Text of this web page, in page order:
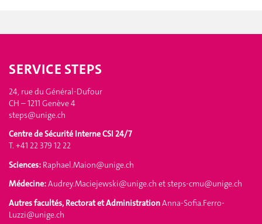
SERVICE STEPS
24, rue du Général-Dufour
CH – 1211 Genève 4
steps@unige.ch
Centre de Sécurité Interne CSI 24/7
T. +41 22 379 12 22
Sciences: Raphael.Maion@unige.ch
Médecine:Audrey.Maciejewski@unige.ch etsteps-cmu@unige.ch
Autres facultés, Rectorat et AdministrationAnna-Sofia.Ferro-
Luzzi@unige.ch